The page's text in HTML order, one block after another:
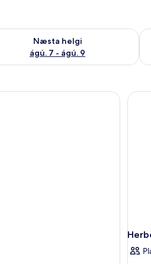
Næsta helgi
ágú. 7 - ágú. 9
framboð næstu helgi ágú. 7 - ágú.